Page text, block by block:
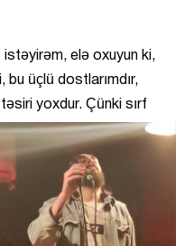
istəyirəm, elə oxuyun ki,
üçlü dostlarımdır,
yoxdur. Çünki sırf